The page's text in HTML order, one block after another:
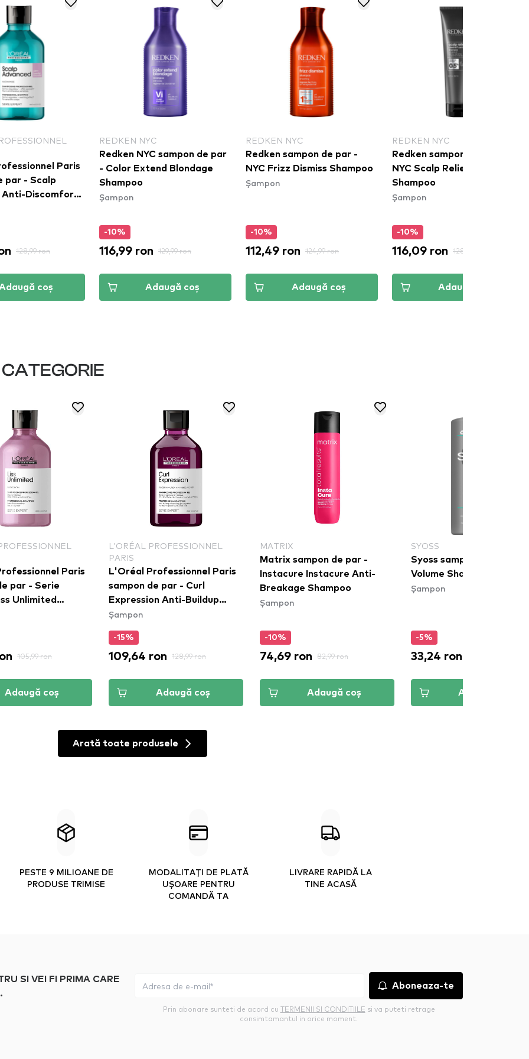
Paris
par - Scalp
Anti-Discomfort
Shampoo
128,99 ron
coș
REDKEN NYC
Redken NYC sampon de par
- Color Extend Blondage
Shampoo
Șampon
-10%
116,99 ron 129,99 ron
Adaugă coș
REDKEN NYC
Redken sampon de par -
NYC Frizz Dismiss Shampoo
Șampon
-10%
112,49 ron 124,99 ron
Adaugă coș
REDKEN NYC
Redken sampon de par -
NYC Scalp Relief Dandruff
Shampoo
Șampon
-10%
116,09 ron 128,99 ron
Adaugă coș
Paris
par - Serie
Unlimited
105,99 ron
Adaugă coș
L'ORÉAL PROFESSIONNEL
PARIS
L'Oréal Professionnel Paris
sampon de par - Curl
Expression Anti-Buildup
Cleansing Jelly Shampoo
Șampon
-15%
109,64 ron 128,99 ron
Adaugă coș
MATRIX
Matrix sampon de par -
Instacure Instacure Anti-
Breakage Shampoo
Șampon
-10%
74,69 ron 82,99 ron
Adaugă coș
SYOSS
Syoss sampon de par -
Volume Shampoo
Șampon
-5%
33,24 ron
Adaugă coș
Arată toate produsele
PESTE 9 MILIOANE DE
PRODUSE TRIMISE
MODALITAȚI DE PLATĂ
UȘOARE PENTRU
COMANDĂ TA
LIVRARE RAPIDĂ LA
TINE ACASĂ
SI VEI FI PRIMA CARE
Aboneaza-te
Prin abonare sunteti de acord cu TERMENII SI CONDITIILE si va puteti retrage
consimtamantul in orice moment.